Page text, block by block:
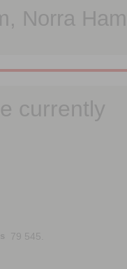
Norra
currently
79 545.